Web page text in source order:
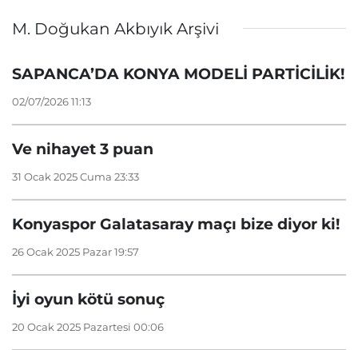
M. Doğukan Akbıyık Arşivi
SAPANCA’DA KONYA MODELİ PARTİCİLİK!
02/07/2026 11:13
Ve nihayet 3 puan
31 Ocak 2025 Cuma 23:33
Konyaspor Galatasaray maçı bize diyor ki!
26 Ocak 2025 Pazar 19:57
İyi oyun kötü sonuç
20 Ocak 2025 Pazartesi 00:06